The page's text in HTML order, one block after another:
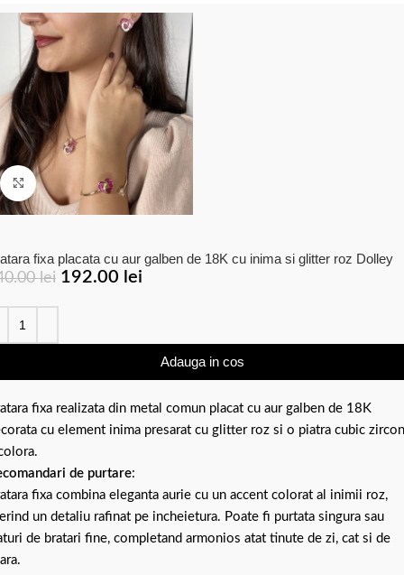
Click to enlarge
fixa placata cu aur galben de 18K cu inima si glitter roz Dolley
lei 192.00 lei
Adauga in cos
fixa realizata din metal comun placat cu aur galben de 18K
cu element inima presarat cu glitter roz si o piatra cubic
de purtare:
fixa combina eleganta aurie cu un accent colorat al inimii roz,
un detaliu rafinat pe incheietura. Poate fi purtata singura sau
de bratari fine, completand armonios atat tinute de zi, cat si de